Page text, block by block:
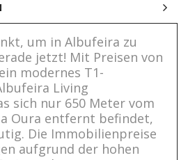
um in Albufeira zu
jetzt! Mit Preisen von
modernes T1-
Living
sich nur 650 Meter vom
Oura entfernt befindet,
Die Immobilienpreise
aufgrund der hohen